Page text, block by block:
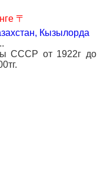
〒
Кызылорда
СССР от 1922г до